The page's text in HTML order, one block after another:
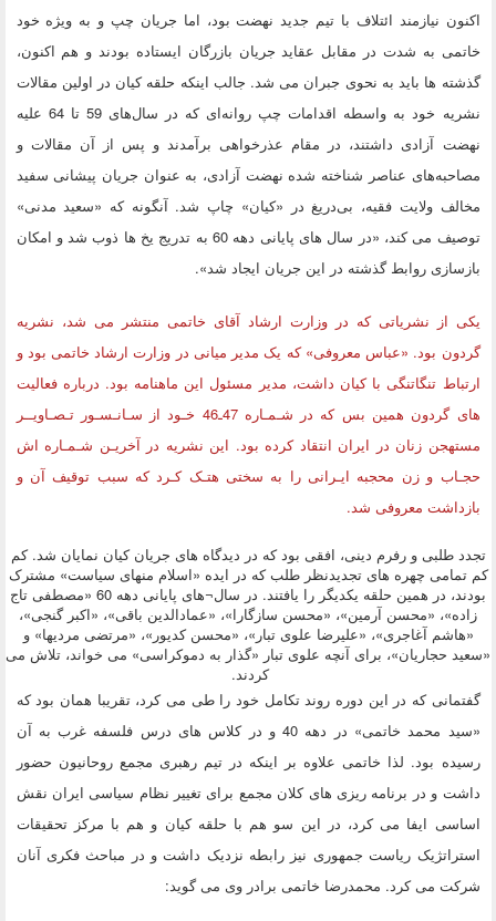
اکنون نیازمند ائتلاف با تیم جدید نهضت بود، اما جریان چپ و به ویژه خود
خاتمی به شدت در مقابل عقاید جریان بازرگان ایستاده بودند و هم اکنون،
گذشته ها باید به نحوی جبران می شد. جالب اینکه حلقه کیان در اولین مقالات
نشریه خود به واسطه اقدامات چپ روانه‌ای که در سال‌های 59 تا 64 علیه
نهضت آزادی داشتند، در مقام عذرخواهی برآمدند و پس از آن مقالات و
مصاحبه‌های عناصر شناخته شده نهضت آزادی، به عنوان جریان پیشانی سفید
مخالف ولایت فقیه، بی‌دریغ در «کیان» چاپ ‌شد. آنگونه که «سعید مدنی»
توصیف می کند، «در سال های پایانی دهه 60 به تدریج یخ ها ذوب شد و امکان
بازسازی روابط گذشته در این جریان ایجاد شد».
یکی از نشریاتی که در وزارت ارشاد آقای خاتمی منتشر می شد، نشریه
گردون بود. «عباس معروفی» که یک مدیر میانی در وزارت ارشاد خاتمی بود و
ارتباط تنگاتنگی با کیان داشت، مدیر مسئول این ماهنامه بود. درباره فعالیت
های گردون همین بس که در شـمـاره 47ـ46 خـود از سـانـسـور تـصـاویــر
مستهجن زنان در ایران انتقاد کرده بود. این نشریه در آخریـن شـمـاره اش
حجـاب و زن محجبه ایـرانى را به سختى هتـک کـرد که سبب توقیف آن و
بازداشت معروفى شد.
تجدد طلبی و رفرم دینی، افقی بود که در دیدگاه های جریان کیان نمایان شد. کم
کم تمامی چهره های تجدیدنظر طلب که در ایده «اسلام منهای سیاست» مشترک
بودند، در همین حلقه یکدیگر را یافتند. در سال¬های پایانی دهه 60 «مصطفی تاج
زاده»، «محسن آرمین»، «محسن سازگارا»، «عمادالدین باقی»، «اکبر گنجی»،
«هاشم آغاجری»، «علیرضا علوی تبار»، «محسن کدیور»، «مرتضی مردیها» و
«سعید حجاریان»، برای آنچه علوی تبار «گذار به دموکراسی» می خواند، تلاش می
کردند.
گفتمانی که در این دوره روند تکامل خود را طی می کرد، تقریبا همان بود که
«سید محمد خاتمی» در دهه 40 و در کلاس های درس فلسفه غرب به آن
رسیده بود. لذا خاتمی علاوه بر اینکه در تیم رهبری مجمع روحانیون حضور
داشت و در برنامه ریزی های کلان مجمع برای تغییر نظام سیاسی ایران نقش
اساسی ایفا می کرد، در این سو هم با حلقه کیان و هم با مرکز تحقیقات
استراتژیک ریاست جمهوری نیز رابطه نزدیک داشت و در مباحث فکری آنان
شرکت می کرد. محمدرضا خاتمی برادر وی می گوید: